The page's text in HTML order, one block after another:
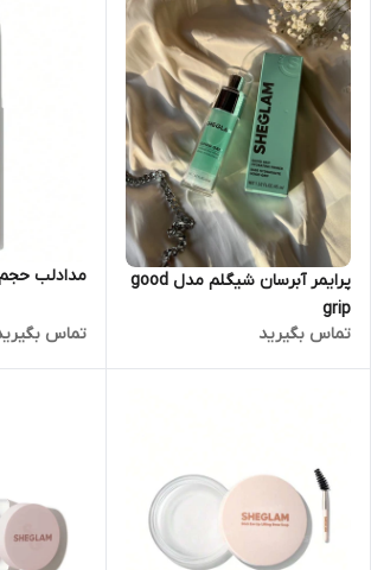
پرایمر آبرسان شیگلم مدل good
grip
تماس بگیرید
مدادلب
تماس